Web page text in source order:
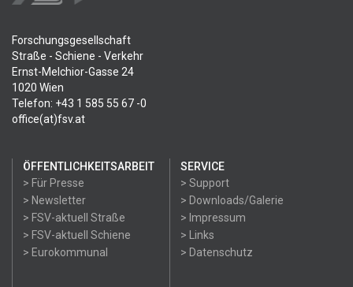
Forschungsgesellschaft
Straße - Schiene - Verkehr
Ernst-Melchior-Gasse 24
1020 Wien
Telefon: +43 1 585 55 67 -0
office(at)fsv.at
ÖFFENTLICHKEITSARBEIT
> Für Presse
> Newsletter
> FSV-aktuell Straße
> FSV-aktuell Schiene
> Eurokommunal
SERVICE
> Support
> Downloads/Galerie
> Impressum
> Links
> Datenschutz